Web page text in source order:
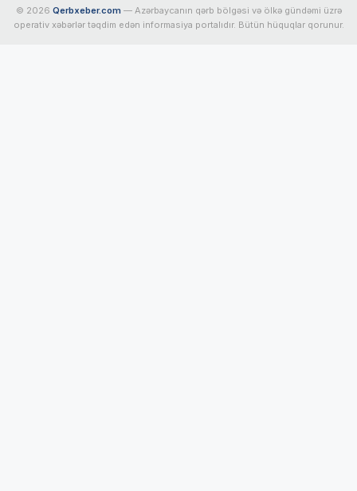
© 2026 Qerbxeber.com — Azərbaycanın qərb bölgəsi və ölkə gündəmi üzrə
operativ xəbərlər təqdim edən informasiya portalıdır. Bütün hüquqlar qorunur.